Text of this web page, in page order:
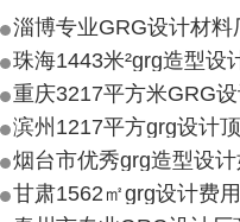
烟台市优秀grg造型设计
甘肃1562㎡grg设计费